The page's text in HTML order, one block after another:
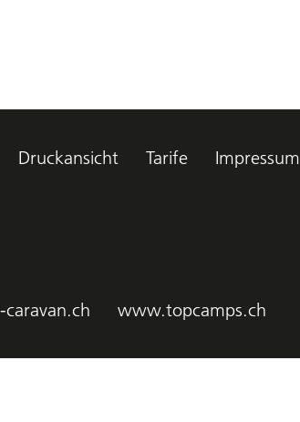
Druckansicht Tarife Impressum
www.topcamps.ch